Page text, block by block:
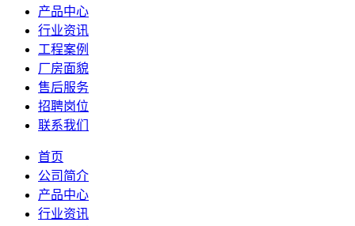
产品中心
行业资讯
工程案例
厂房面貌
售后服务
招聘岗位
联系我们
首页
公司简介
产品中心
行业资讯